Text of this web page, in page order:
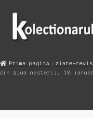
Sari
navigare
Sari
conținut
Magazin
Prima pagină ziare-
din ziua nasterii, 18